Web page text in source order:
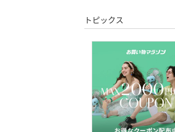
ヘアアクセサリー
マタニティウェア・ベビ
クリア 絞り込み
トピックス